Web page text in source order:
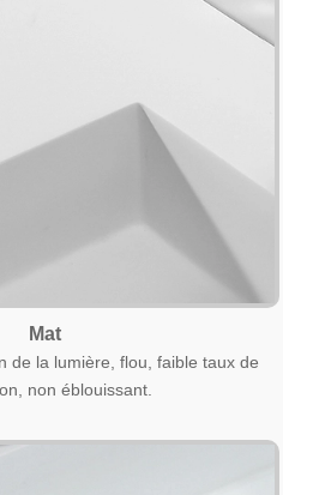
Mat
de la lumière, flou, faible taux de
non éblouissant.